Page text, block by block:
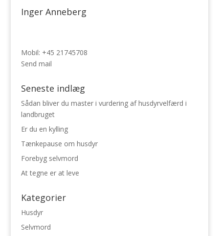
Inger Anneberg
Mobil: +45 21745708
Send mail
Seneste indlæg
Sådan bliver du master i vurdering af husdyrvelfærd i
landbruget
Er du en kylling
Tænkepause om husdyr
Forebyg selvmord
At tegne er at leve
Kategorier
Husdyr
Selvmord